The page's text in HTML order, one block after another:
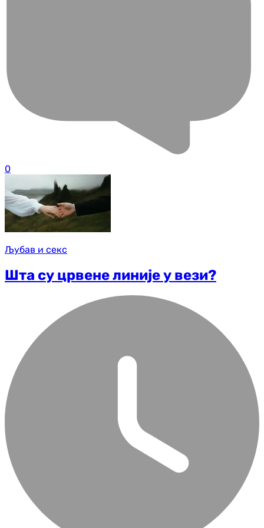
0
Љубав и секс
Шта су црвене линије у вези?